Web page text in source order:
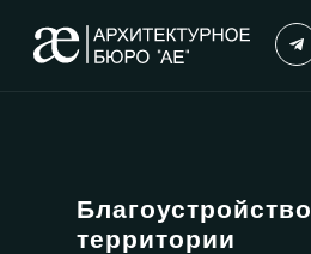
Благоустройство
территории